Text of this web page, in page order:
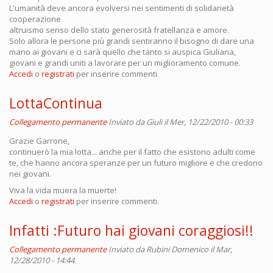
L'umanità deve ancora evolversi nei sentimenti di solidarietà
cooperazione
altruismo senso dello stato generosità fratellanza e amore.
Solo allora le persone più grandi sentiranno il bisogno di dare una
mano ai giovani e ci sarà quello che tanto si auspica Giuliana,
giovani e grandi uniti a lavorare per un miglioramento comune.
Accedi o registrati per inserire commenti.
LottaContinua
Collegamento permanente Inviato daGiuliil Mer, 12/22/2010 - 00:33
Grazie Garrone,
continuerò la mia lotta... anche per il fatto che esistono adulti come
te, che hanno ancora speranze per un futuro migliore e che credono
nei giovani.
Viva la vida muera la muerte!
Accedi o registrati per inserire commenti.
Infatti :Futuro hai giovani coraggiosi!!
Collegamento permanente Inviato daRubini Domenico il Mar,
12/28/2010 - 14:44